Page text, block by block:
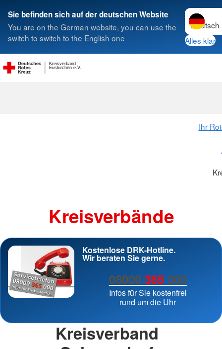
Sie befinden sich auf der deutschen Website
You are on the German website, you can use the
switch to switch to the English one
Sprache
Alles klar
Euskirchen e.V.
Kreisverband
Suche
Ihr
Kreisverbände
Kostenlose DRK-Hotline.
Wir beraten Sie gerne.
08000 365000
Infos für Sie kostenfrei
rund um die Uhr
Kreisverband